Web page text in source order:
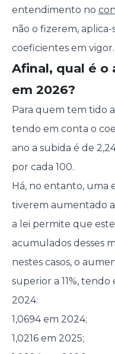
entendimento no
não o fizerem,
coeficientes em vigor.
Afinal, qual é o
em 2026?
Para quem tem tido
tendo em conta o
ano a subida é de
por cada 100.
Há, no entanto, uma
tiverem aumentado
a lei permite que
acumulados desses
nestes casos, o
superior a 11%,
2024:
1,0694 em 2024;
1,0216 em 2025;